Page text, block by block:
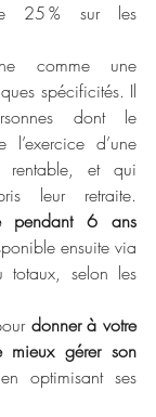
% sur les
comme une
spécificités. Il
dont le
d’une
rentable, et qui
leur retraite.
pendant 6 ans
ensuite via
totaux, selon les
donner à votre
mieux gérer son
optimisant ses